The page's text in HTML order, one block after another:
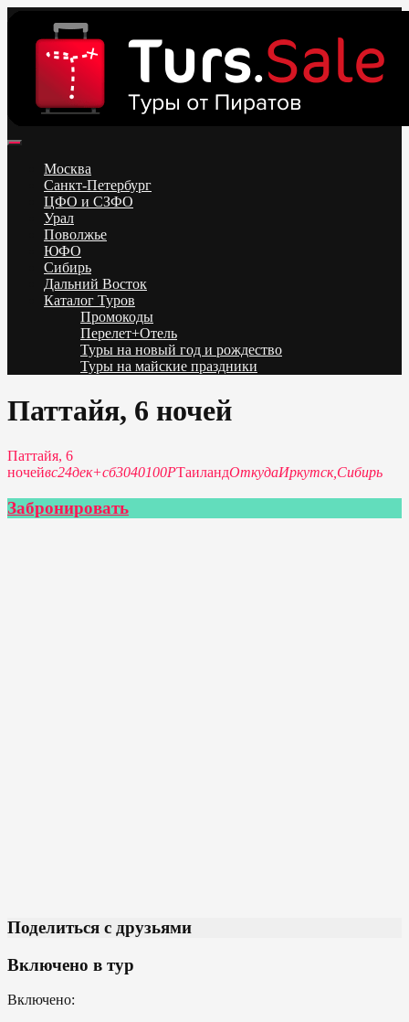
content
Низкие цены на путевки 3-7-10 ночей все включено, отдых на
море. Распродажа экскурсионных и горнолыжных туров.
Обновление каждый день. Официальный сайт Тур Сейл
Москва
Санкт-Петербург
ЦФО и СЗФО
Урал
Поволжье
ЮФО
Сибирь
Дальний Восток
Каталог Туров
Промокоды
Перелет+Отель
Туры на новый год и рождество
Туры на майские праздники
Паттайя, 6 ночей
Паттайя, 6
ночейвс24дек+сб3040100РТаиландОткудаИркутск, Сибирь
Забронировать
Поделиться с друзьями
Включено в тур
Включено: